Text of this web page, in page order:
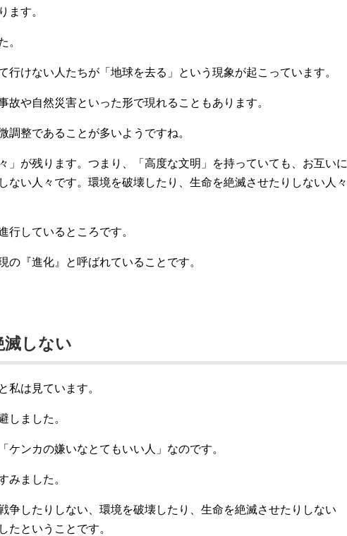
ます。
。
行けない人たちが「地球を去る」という現象が起こっています。
故や自然災害といった形で現れることもあります。
調整であることが多いようですね。
」が残ります。つまり、「高度な文明」を持っていても、お互いに
ない人々です。環境を破壊したり、生命を絶滅させたりしない人々
行しているところです。
の『進化』と呼ばれていることです。
しない
私は見ています。
しました。
ケンカの嫌いなとてもいい人」なのです。
みました。
争したりしない、環境を破壊したり、生命を絶滅させたりしない
たということです。